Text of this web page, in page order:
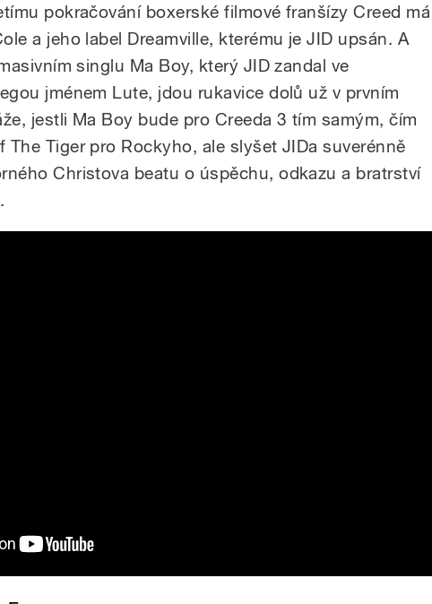
pokračování boxerské filmové franšízy Creed má
a jeho label Dreamville, kterému je JID upsán. A
singlu Ma Boy, který JID zandal ve
jménem Lute, jdou rukavice dolů už v prvním
jestli Ma Boy bude pro Creeda 3 tím samým, čím
The Tiger pro Rockyho, ale slyšet JIDa suverénně
Christova beatu o úspěchu, odkazu a bratrství